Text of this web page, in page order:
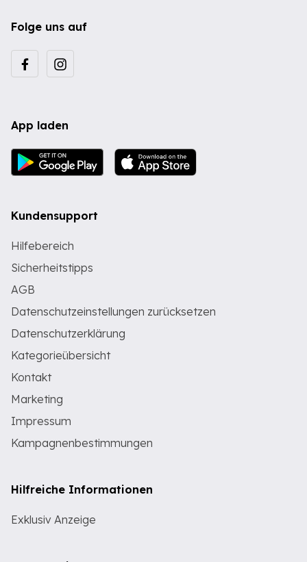
Folge uns auf
App laden
Kundensupport
Hilfebereich
Sicherheitstipps
AGB
Datenschutzeinstellungen zurücksetzen
Datenschutzerklärung
Kategorieübersicht
Kontakt
Marketing
Impressum
Kampagnenbestimmungen
Hilfreiche Informationen
Exklusiv Anzeige